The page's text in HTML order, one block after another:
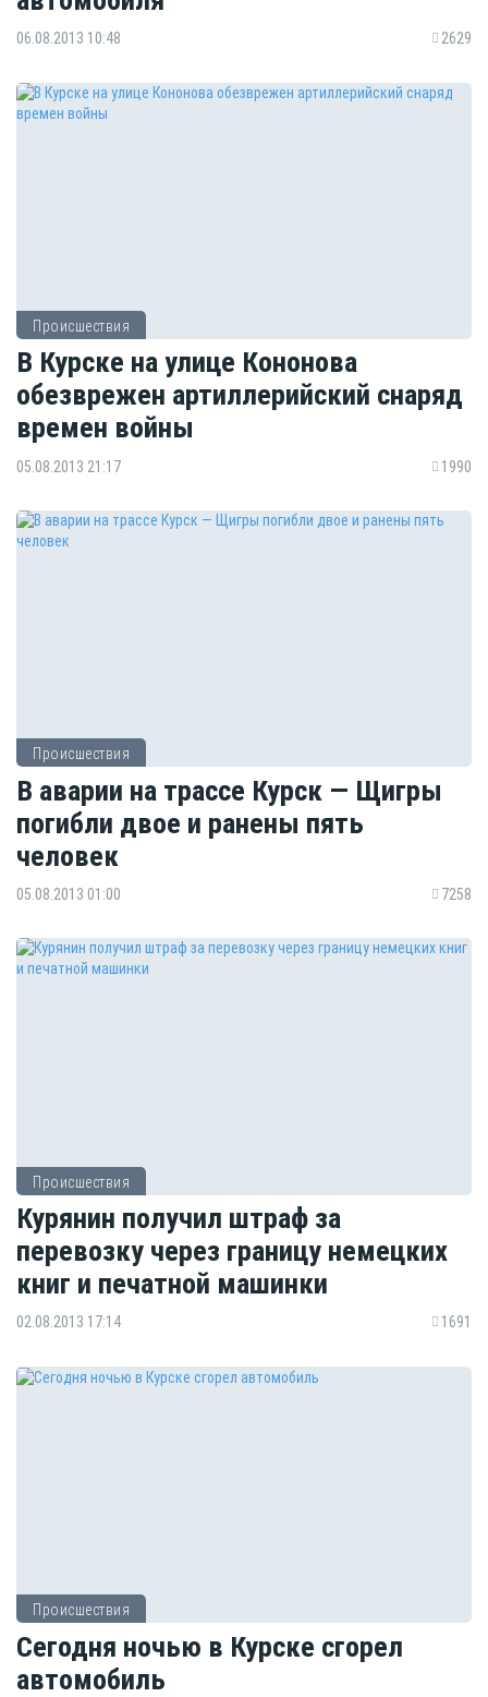
06.08.2013 10:48 2629
Происшествия
В Курске на улице Кононова
обезврежен артиллерийский снаряд
времен войны
05.08.2013 21:17 1990
Происшествия
В аварии на трассе Курск — Щигры
погибли двое и ранены пять
человек
05.08.2013 01:00 7258
Происшествия
Курянин получил штраф за
перевозку через границу немецких
книг и печатной машинки
02.08.2013 17:14 1691
Происшествия
Сегодня ночью в Курске сгорел
автомобиль